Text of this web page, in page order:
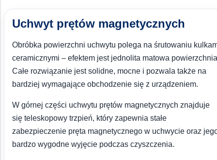
Uchwyt prętów magnetycznych
Obróbka powierzchni uchwytu polega na śrutowaniu
ceramicznymi – efektem jest jednolita matowa
Całe rozwiązanie jest solidne, mocne i pozwala także na
bardziej wymagające obchodzenie się z urządzeniem.
W górnej części uchwytu prętów magnetycznych znajduje
się teleskopowy trzpień, który zapewnia stałe
zabezpieczenie pręta magnetycznego w uchwycie oraz
bardzo wygodne wyjęcie podczas czyszczenia.